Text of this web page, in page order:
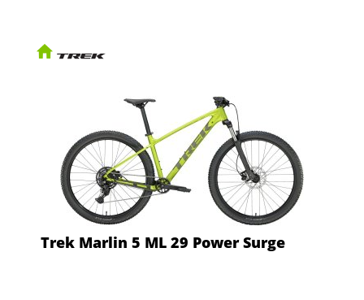
Trek Marlin 5 ML 29 Power Surge